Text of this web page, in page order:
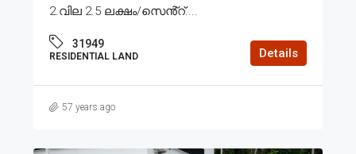
2.വില 2.5 ലക്ഷം/സെൻ്റ്....
31949
RESIDENTIAL LAND Details
57 years ago